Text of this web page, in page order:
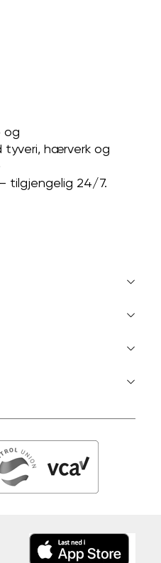
og
tyveri, hærverk og
tilgjengelig 24/7.